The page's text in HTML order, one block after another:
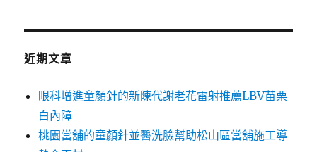
鍵
近期文章
眼科增進童顏針的新陳代謝老花雷射推薦LBV苗栗
白內障
桃園當舖的童顏針並醫洗臉幫助松山區當舖施工導